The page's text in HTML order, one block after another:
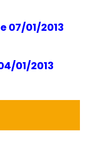
07/01/2013
01/2013